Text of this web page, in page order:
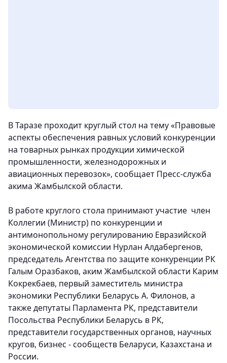
В Таразе проходит круглый стол на тему «Правовые
аспекты обеспечения равных условий конкуренции
на товарных рынках продукции химической
промышленности, железнодорожных и
авиационных перевозок», сообщает Пресс-служба
акима Жамбылской области.
В работе круглого стола принимают участие член
Коллегии (Министр) по конкуренции и
антимонопольному регулированию Евразийской
экономической комиссии Нурлан Алдабергенов,
председатель Агентства по защите конкуренции РК
Галым Оразбаков, аким Жамбылской области Карим
Кокрекбаев, первый заместитель министра
экономики Республики Беларусь А. Филонов, а
также депутаты Парламента РК, представители
Посольства Республики Беларусь в РК,
представители государственных органов, научных
кругов, бизнес - сообществ Беларуси, Казахстана и
России.